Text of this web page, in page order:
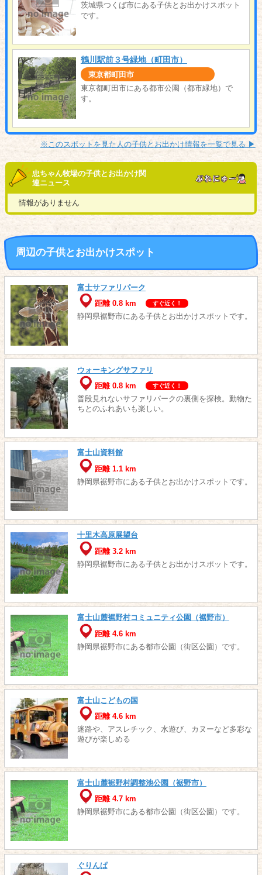
茨城県つくば市にある子供とお出かけスポット
です。
鶴川駅前３号緑地（町田市）
東京都町田市
東京都町田市にある都市公園（都市緑地）で
す。
※このスポットを見た人の子供とお出かけ情報を一覧で見る ▶︎
忠ちゃん牧場の子供とお出かけ関
連ニュース
情報がありません
周辺の子供とお出かけスポット
富士サファリパーク
距離 0.8 km
すぐ近く！
静岡県裾野市にある子供とお出かけスポットです。
ウォーキングサファリ
距離 0.8 km
すぐ近く！
普段見れないサファリパークの裏側を探検。動物た
ちとのふれあいも楽しい。
富士山資料館
距離 1.1 km
静岡県裾野市にある子供とお出かけスポットです。
十里木高原展望台
距離 3.2 km
静岡県裾野市にある子供とお出かけスポットです。
富士山麓裾野村コミュニティ公園（裾野市）
距離 4.6 km
静岡県裾野市にある都市公園（街区公園）です。
富士山こどもの国
距離 4.6 km
迷路や、アスレチック、水遊び、カヌーなど多彩な
遊びが楽しめる
富士山麓裾野村調整池公園（裾野市）
距離 4.7 km
静岡県裾野市にある都市公園（街区公園）です。
ぐりんぱ